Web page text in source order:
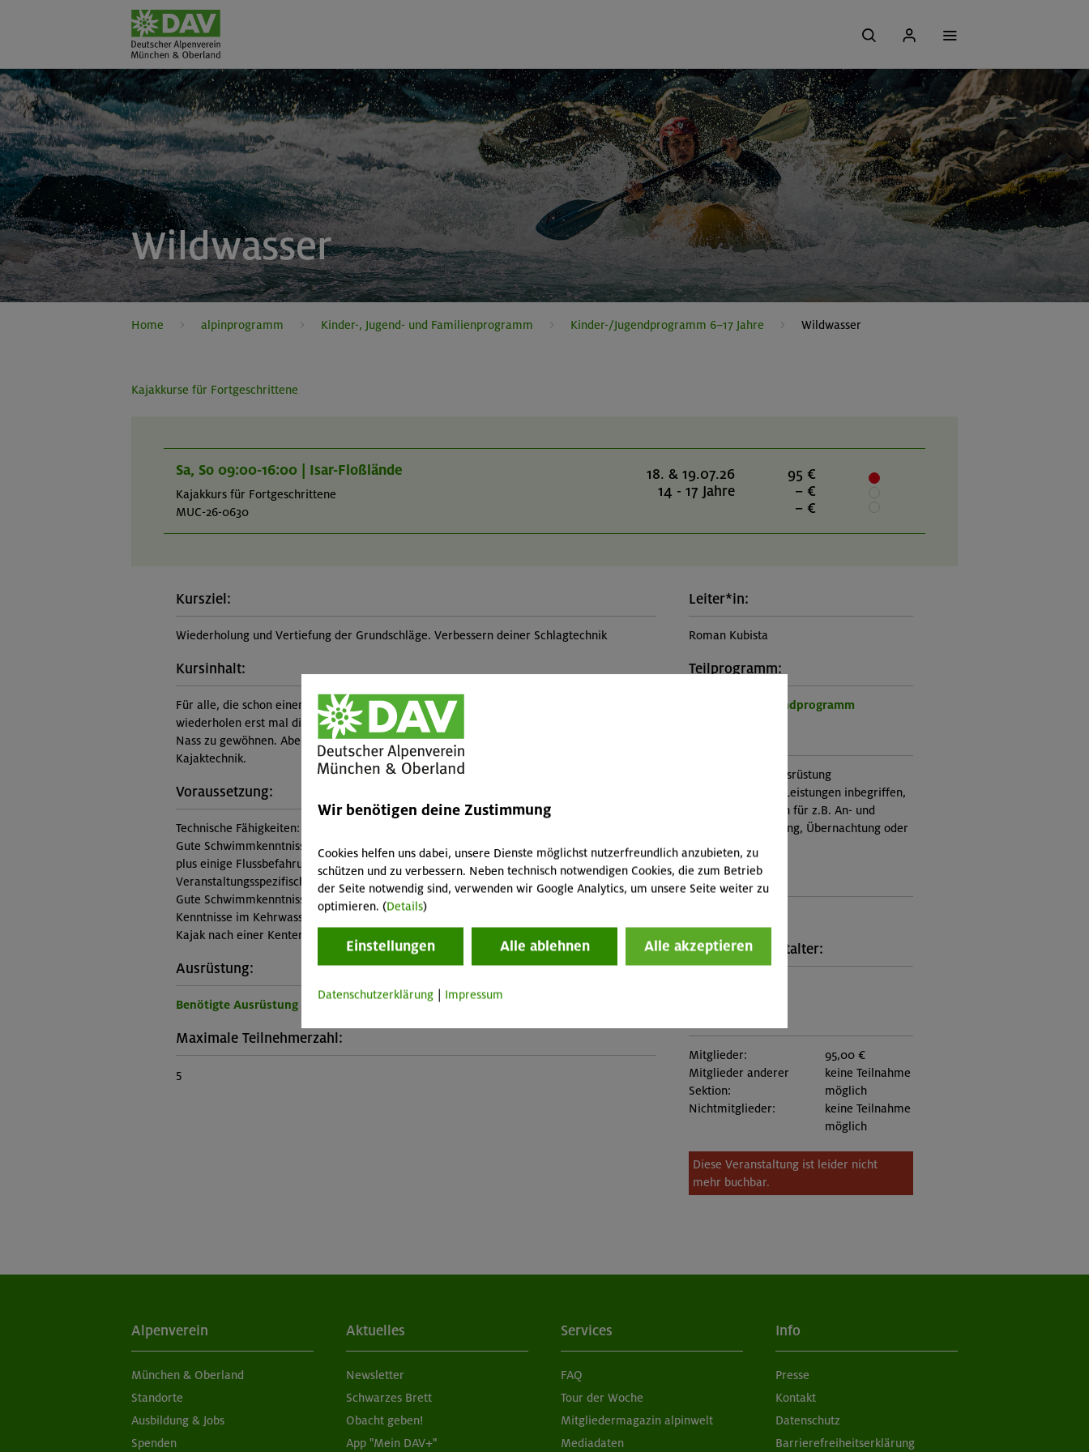
Wildwasser
Home alpinprogramm Kinder-, Jugend- und Familienprogramm Kinder-/Jugendprogramm 6–17 Jahre Wildwasser
Kajakkurse für Fortgeschrittene
Sa, So 09:00-16:00 | Isar-Floßlände
Kajakkurs für Fortgeschrittene
MUC-26-0630
18. & 19.07.26
14 - 17 Jahre
95 €
– €
– €
Kursziel:
Wiederholung und Vertiefung der Grundschläge. Verbessern deiner Schlagtechnik
Kursinhalt:
Für alle, die schon einen Anfängerkurs besucht haben, ist dieser Kurs das Richtige. Wir
wiederholen erst mal die wichtigsten Dinge aus dem Anfängerkurs, um uns an das kalte
Nass zu gewöhnen. Aber dann geht es gleich aufs Wasser, und wir feilen weiter an der
Kajaktechnik.
Voraussetzung:
Technische Fähigkeiten:
Gute Schwimmkenntnisse, Wildwasser-Kajak-Vorkenntnisse (Kajak-Grundkurs Wildwasser
plus einige Flussbefahrungen oder entsprechende selbst erworbene Kenntnisse)
Veranstaltungsspezifische Voraussetzungen:
Gute Schwimmkenntnisse + Inhalte aus dem Anfängerkurs: Geradeausfahren und erste
Kenntnisse im Kehrwasser-Fahren, richtige Paddelhaltung, sicheres Aussteigen aus dem
Kajak nach einer Kenterung
Ausrüstung:
Benötigte Ausrüstung für diese Veranstaltung
Maximale Teilnehmerzahl:
5
Leiter*in:
Roman Kubista
Teilprogramm:
Kinder- und Jugendprogramm
Kursbetreuung, Ausrüstung
(Falls nicht in den Leistungen inbegriffen,
fallen Zusatzkosten für z.B. An- und
Abreise, Verpflegung, Übernachtung oder
Skipass an.)
Buchungscode:
Kontakt Veranstalter:
Mitglieder:
95,00 €
Mitglieder anderer
Sektion:
keine Teilnahme
möglich
Nichtmitglieder:
keine Teilnahme
möglich
Diese Veranstaltung ist leider nicht
mehr buchbar.
Alpenverein
München & Oberland
Standorte
Ausbildung & Jobs
Spenden
Aktuelles
Newsletter
Schwarzes Brett
Obacht geben!
App "Mein DAV+"
Services
FAQ
Tour der Woche
Mitgliedermagazin alpinwelt
Mediadaten
Info
Presse
Kontakt
Datenschutz
Barrierefreiheitserklärung
Wir benötigen deine Zustimmung
Cookies helfen uns dabei, unsere Dienste möglichst nutzerfreundlich anzubieten, zu
schützen und zu verbessern. Neben technisch notwendigen Cookies, die zum Betrieb
der Seite notwendig sind, verwenden wir Google Analytics, um unsere Seite weiter zu
optimieren. (Details)
Einstellungen Alle ablehnen Alle akzeptieren
Datenschutzerklärung Impressum